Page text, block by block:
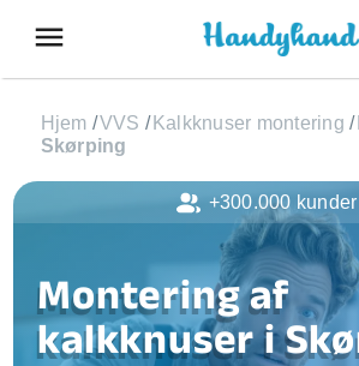
menu
Hjem /VVS / Kalkknuser montering /
Skørping
Montering af
kalkknuser i
+300.000 kunder